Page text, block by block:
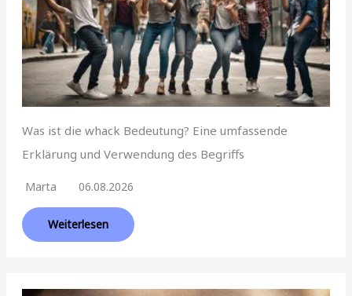
Was ist die whack Bedeutung? Eine umfassende
Erklärung und Verwendung des Begriffs
Marta 06.08.2026
Weiterlesen